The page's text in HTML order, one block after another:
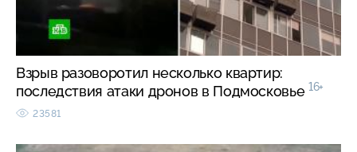
Взрыв разоворотил несколько квартир:
последствия атаки дронов в Подмосковье 16+
23581